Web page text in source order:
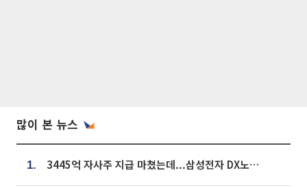
많이 본 뉴스
1. 3445억 자사주 지급 마쳤는데...삼성전자 DX노조, 뒤늦은 '떼쓰기 집회'